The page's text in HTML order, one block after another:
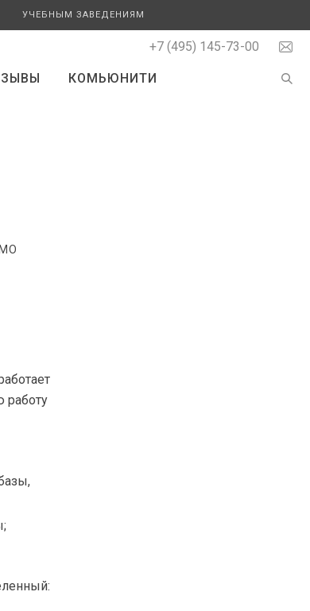
УЧЕБНЫМ ЗАВЕДЕНИЯМ
+7 (495) 145-73-00
КОМЬЮНИТИ
работу